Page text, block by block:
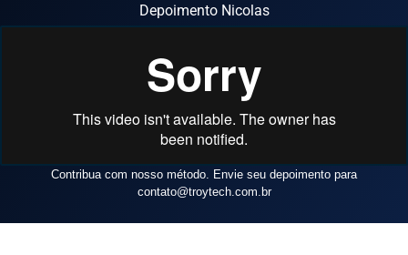
Depoimento Nicolas
Contribua com nosso método. Envie seu depoimento para
contato@troytech.com.br